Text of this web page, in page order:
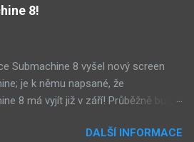
8!
Submachine 8 vyšel nový screen
je k němu napsané, že
8 má vyjít již v září! Průběžně budu
materiál ze Submachine 8. Zvukové
DALŠÍ INFORMACE